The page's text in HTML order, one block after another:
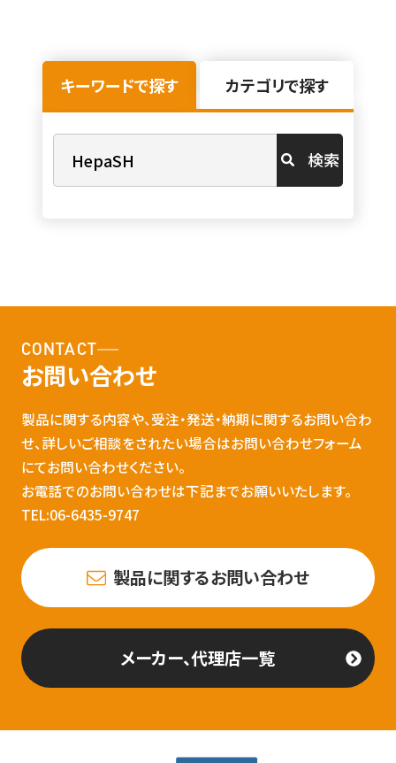
キーワードで探す カテゴリで探す
検索
CONTACT
お問い合わせ
製品に関する内容や、受注・発送・納期に関するお問い合わ
せ、詳しいご相談をされたい場合はお問い合わせフォーム
にてお問い合わせください。
お電話でのお問い合わせは下記までお願いいたします。
TEL:06-6435-9747
製品に関するお問い合わせ
メーカー、代理店一覧